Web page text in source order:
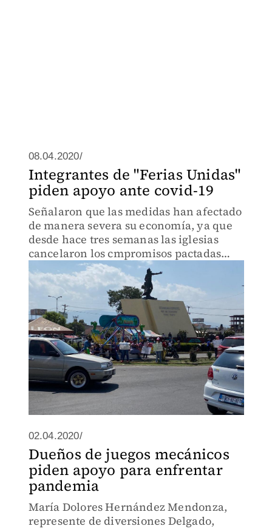
08.04.2020/
Integrantes de "Ferias Unidas"
piden apoyo ante covid-19
Señalaron que las medidas han afectado
de manera severa su economía, ya que
desde hace tres semanas las iglesias
cancelaron los cmpromisos pactadas
debido a las recomendaciones de salud.
02.04.2020/
Dueños de juegos mecánicos
piden apoyo para enfrentar
pandemia
María Dolores Hernández Mendonza,
represente de diversiones Delgado,